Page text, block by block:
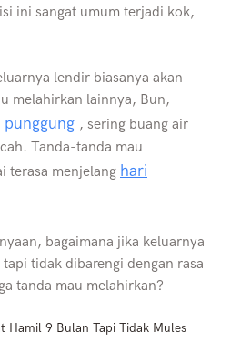
ini sangat umum terjadi kok,
lendir biasanya akan
melahirkan lainnya, Bun,
punggung , sering buang air
Tanda-tanda mau
terasa menjelang hari
bagaimana jika keluarnya
tidak dibarengi dengan rasa
tanda mau melahirkan?
Hamil 9 Bulan Tapi Tidak Mules